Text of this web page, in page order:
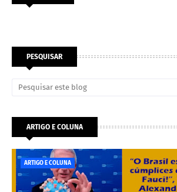
PESQUISAR
ARTIGO E COLUNA
ARTIGO E COLUNA